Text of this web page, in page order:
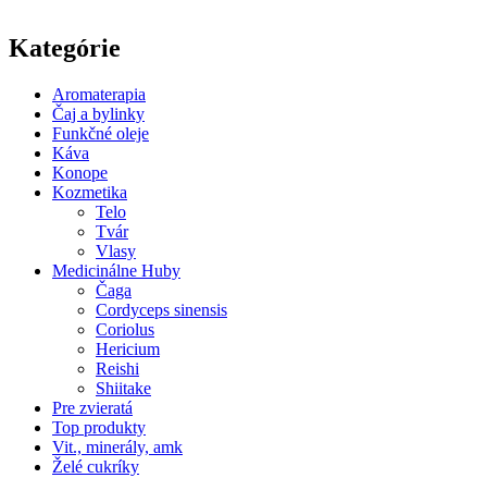
Kategórie
Aromaterapia
Čaj a bylinky
Funkčné oleje
Káva
Konope
Kozmetika
Telo
Tvár
Vlasy
Medicinálne Huby
Čaga
Cordyceps sinensis
Coriolus
Hericium
Reishi
Shiitake
Pre zvieratá
Top produkty
Vit., minerály, amk
Želé cukríky